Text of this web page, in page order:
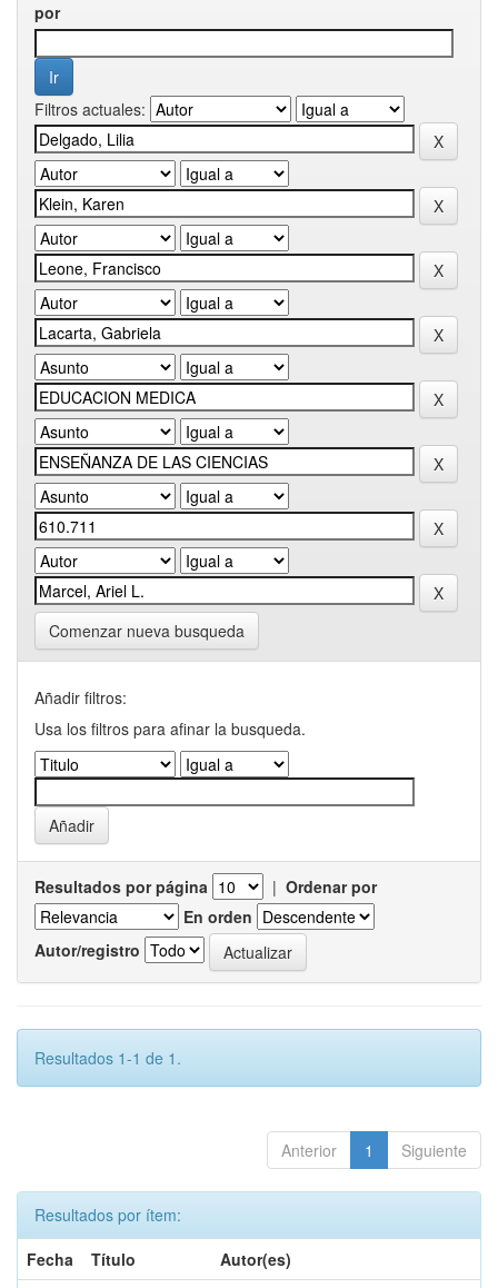
por
Filtros actuales:
Comenzar nueva busqueda
Añadir filtros:
Usa los filtros para afinar la busqueda.
Resultados por página | Ordenar por
En orden
Autor/registro
Resultados 1-1 de 1.
Anterior 1 Siguiente
Resultados por ítem:
Fecha
Título
Autor(es)